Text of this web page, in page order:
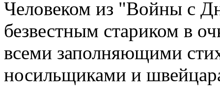
Человеком из "Войны с
безвестным стариком в
всеми заполняющими
носильщиками и